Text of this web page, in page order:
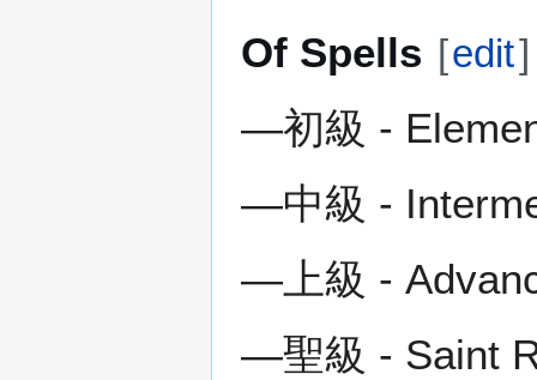
Of Spells [edit]
―初級 -
―中級 -
―上級 -
―聖級 - Saint